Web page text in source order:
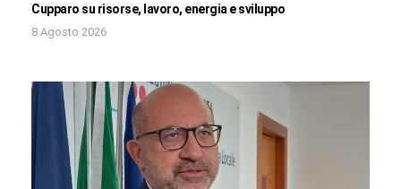
Cupparo su risorse, lavoro, energia e sviluppo
8 Agosto 2026